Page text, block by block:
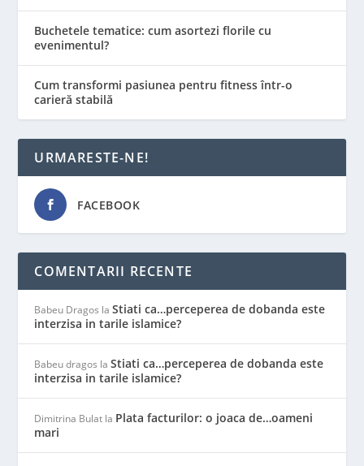
Buchetele tematice: cum asortezi florile cu
evenimentul?
Cum transformi pasiunea pentru fitness într-o
carieră stabilă
URMARESTE-NE!
FACEBOOK
COMENTARII RECENTE
Babeu Dragos laStiati ca…perceperea de dobanda este
interzisa in tarile islamice?
Babeu dragos laStiati ca…perceperea de dobanda este
interzisa in tarile islamice?
Dimitrina Bulat la Plata facturilor: o joaca de…oameni
mari